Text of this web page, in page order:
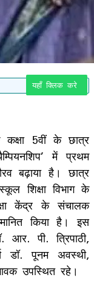
यहाँ क्लिक करे
कक्षा 5वीं के छात्र
में प्रथम
बढ़ाया है। छात्र
शिक्षा विभाग के
केंद्र के संचालक
किया है। इस
पी. त्रिपाठी,
डॉ. पूनम अवस्थी,
उपस्थित रहे।